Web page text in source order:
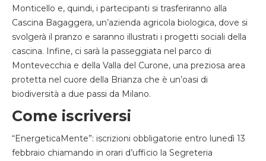
Monticello e, quindi, i partecipanti si trasferiranno alla
Cascina Bagaggera, un’azienda agricola biologica, dove si
svolgerà il pranzo e saranno illustrati i progetti sociali della
cascina. Infine, ci sarà la passeggiata nel parco di
Montevecchia e della Valla del Curone, una preziosa area
protetta nel cuore della Brianza che è un’oasi di
biodiversità a due passi da Milano.
Come iscriversi
“EnergeticaMente”: iscrizioni obbligatorie entro lunedì 13
febbraio chiamando in orari d’ufficio la Segreteria